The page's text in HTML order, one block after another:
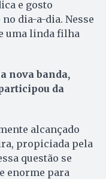
e gosto
dia-a-dia. Nesse
uma linda filha
nova banda,
da
alcançado
propiciada pela
questão se
enorme para